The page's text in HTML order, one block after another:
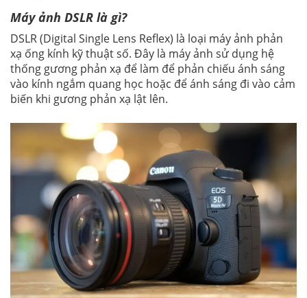
Máy ảnh DSLR là gì?
DSLR (Digital Single Lens Reflex) là loại máy ảnh phản
xạ ống kính kỹ thuật số. Đây là máy ảnh sử dụng hệ
thống gương phản xạ để làm để phản chiếu ánh sáng
vào kính ngắm quang học hoặc để ánh sáng đi vào cảm
biến khi gương phản xạ lật lên.